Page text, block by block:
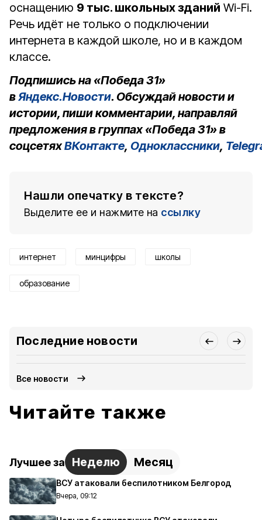
оснащению 9 тыс. школьных зданий Wi-Fi.
Речь идёт не только о подключении
интернета в каждой школе, но и в каждом
классе.
Подпишись на «Победа 31»
вЯндекс.Новости. Обсуждай новости и
истории, пиши комментарии, направляй
предложения в группах «Победа 31» в
соцсетяхВКонтакте, Одноклассники,
Нашли опечатку в тексте?
Выделите ее и нажмите на ссылку
интернет минцифры школы
образование
Последние новости
Все новости
Читайте также
Лучшее за Неделю Месяц
ВСУ атаковали беспилотником Белгород
Вчера, 09:12